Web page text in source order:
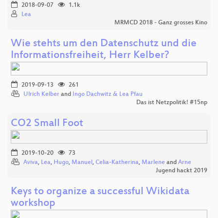
2018-09-07
1.1k
Lea
MRMCD 2018 - Ganz grosses Kino
Wie stehts um den Datenschutz und die
Informationsfreiheit, Herr Kelber?
2019-09-13
261
Ulrich Kelber and Ingo Dachwitz & Lea Pfau
Das ist Netzpolitik! #15np
CO2 Small Foot
2019-10-20
73
Aviva, Lea, Hugo, Manuel, Celia-Katherina, Marlene and Arne
Jugend hackt 2019
Keys to organize a successful Wikidata
workshop